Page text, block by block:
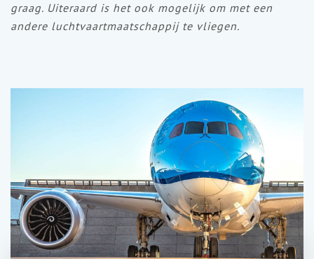
graag. Uiteraard is het ook mogelijk om met een
andere luchtvaartmaatschappij te vliegen.